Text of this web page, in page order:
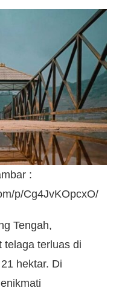
:
p/Cg4JvKOpcxO/
Tengah,
telaga terluas di
hektar. Di